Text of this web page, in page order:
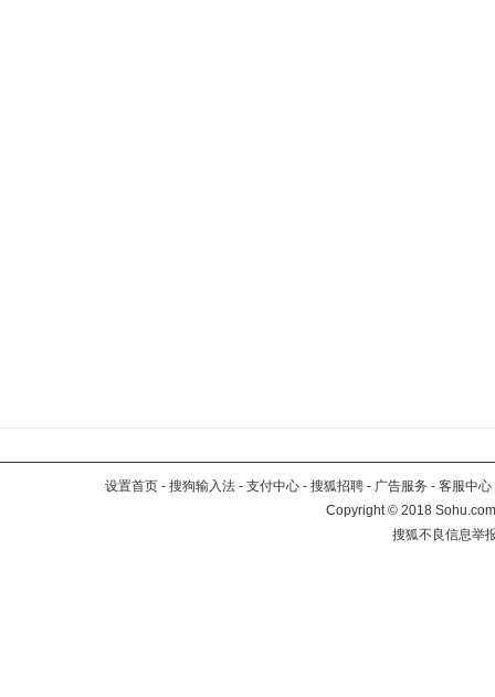
设置首页 - 搜狗输入法 - 支付中心 - 搜狐招聘 - 广告服务 - 客服中心
Copyright©2018
搜狐不良信息举